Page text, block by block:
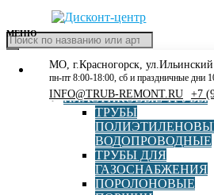
Поиск
товаров
МЕНЮ
КАТАЛОГ
РАСПРОДАЖА
ПЛАСТИКОВЫЕ ТРУБЫ
ТРУБЫ
ВОДОПРОВОДНЫЕ
ТРУБЫ ДЛЯ
ГАЗОСНАБЖЕНИЯ
ПОРОЛОНОВЫЕ
МО, г.Красногорск,
пн-пт 8:00-18:00, сб и праздничные дни
INFO@TRUB-REMONT.RU +7
Главная »Каталог» Запорная
обрезинен. клином 30ч39р синяя
штурвалом короткая
Задвижка с